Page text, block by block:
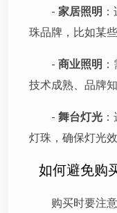
- 家居照明
珠品牌，比如某
- 商业照明
技术成熟、品牌
- 舞台灯光
灯珠，确保灯光
如何避免购
购买时要注